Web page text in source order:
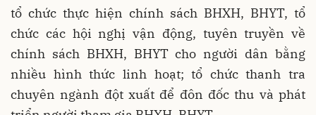
tổ chức thực hiện chính sách BHXH, BHYT, tổ
chức các hội nghị vận động, tuyên truyền về
chính sách BHXH, BHYT cho người dân bằng
nhiều hình thức linh hoạt; tổ chức thanh tra
chuyên ngành đột xuất để đôn đốc thu và phát